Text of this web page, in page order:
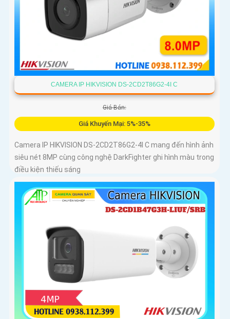
CAMERA IP HIKVISION DS-2CD2T86G2-4I C
Giá Bán:
Giá Khuyến Mại: 5%-35%
Camera IP HIKVISION DS-2CD2T86G2-4I C mang đến hình ảnh
siêu nét 8MP cùng công nghệ DarkFighter ghi hình màu trong
điều kiện thiếu sáng